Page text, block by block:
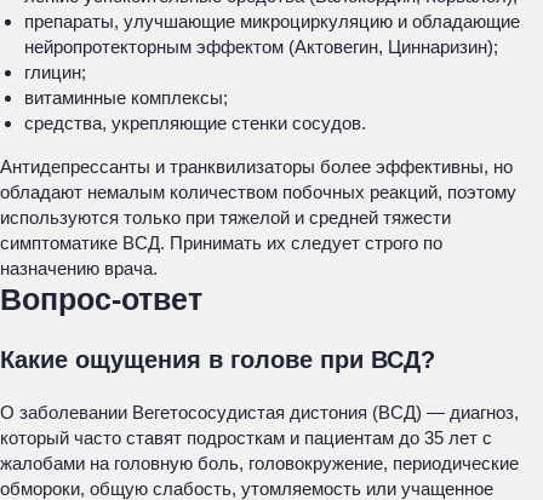
препараты, улучшающие микроциркуляцию и обладающие
нейропротекторным эффектом (Актовегин, Циннаризин);
глицин;
витаминные комплексы;
средства, укрепляющие стенки сосудов.
Антидепрессанты и транквилизаторы более эффективны, но
обладают немалым количеством побочных реакций, поэтому
используются только при тяжелой и средней тяжести
симптоматике ВСД. Принимать их следует строго по
назначению врача.
Вопрос-ответ
Какие ощущения в голове при ВСД?
О заболевании Вегетососудистая дистония (ВСД) ― диагноз,
который часто ставят подросткам и пациентам до 35 лет с
жалобами на головную боль, головокружение, периодические
обмороки, общую слабость, утомляемость или учащенное